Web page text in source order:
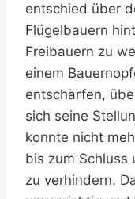
entschied über
Flügelbauern
Freibauern zu
einem
entschärfen,
sich seine
konnte nicht
bis zum Schluss
zu verhindern.